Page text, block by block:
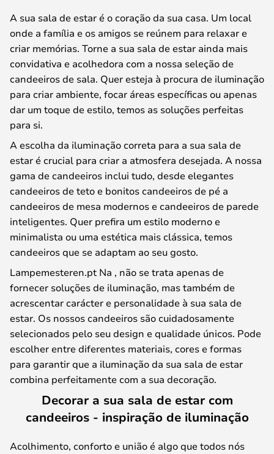
A sua sala de estar é o coração da sua casa. Um local
onde a família e os amigos se reúnem para relaxar e
criar memórias. Torne a sua sala de estar ainda mais
convidativa e acolhedora com a nossa seleção de
candeeiros de sala. Quer esteja à procura de iluminação
para criar ambiente, focar áreas específicas ou apenas
dar um toque de estilo, temos as soluções perfeitas
para si.
A escolha da iluminação correta para a sua sala de
estar é crucial para criar a atmosfera desejada. A nossa
gama de candeeiros inclui tudo, desde elegantes
candeeiros de teto e bonitos candeeiros de pé a
candeeiros de mesa modernos e candeeiros de parede
inteligentes. Quer prefira um estilo moderno e
minimalista ou uma estética mais clássica, temos
candeeiros que se adaptam ao seu gosto.
Lampemesteren.pt Na , não se trata apenas de
fornecer soluções de iluminação, mas também de
acrescentar carácter e personalidade à sua sala de
estar. Os nossos candeeiros são cuidadosamente
selecionados pelo seu design e qualidade únicos. Pode
escolher entre diferentes materiais, cores e formas
para garantir que a iluminação da sua sala de estar
combina perfeitamente com a sua decoração.
Decorar a sua sala de estar com
candeeiros - inspiração de iluminação
Acolhimento, conforto e união é algo que todos nós